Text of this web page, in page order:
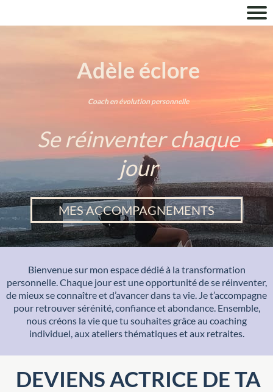
Adèle éclore
Coach en évolution personnelle
Se réinventer chaque
jour
MES ACCOMPAGNEMENTS
Bienvenue sur mon espace dédié à la transformation
personnelle. Chaque jour est une opportunité de se réinventer,
de mieux se connaître et d’avancer dans ta vie. Je t’accompagne
pour retrouver sérénité, confiance et abondance. Ensemble,
nous créons la vie que tu souhaites grâce au coaching
individuel, aux ateliers thématiques et aux retraites.
DEVIENS ACTRICE DE TA